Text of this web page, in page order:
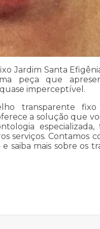
Jardim Santa
peça que
imperceptível.
transparente fixo
a solução que
serviços. Contamos
saiba mais sobre os